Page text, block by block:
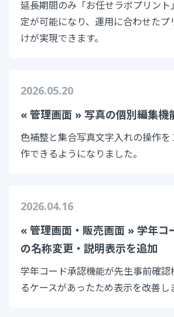
延長期間のみ「お任せラボプリン
定が可能になり、運用に合わせたプ
けが実現できます。
2026.05.20
« 管理画面 » 写真の個別編集機
色補整と集合写真文字入れの操作
作できるようになりました。
2026.04.16
« 管理画面・販売画面 » 学年コ
の名称変更・説明表示を追加
学年コード承認機能が先生事前確
るケースがあったため表示を改善し